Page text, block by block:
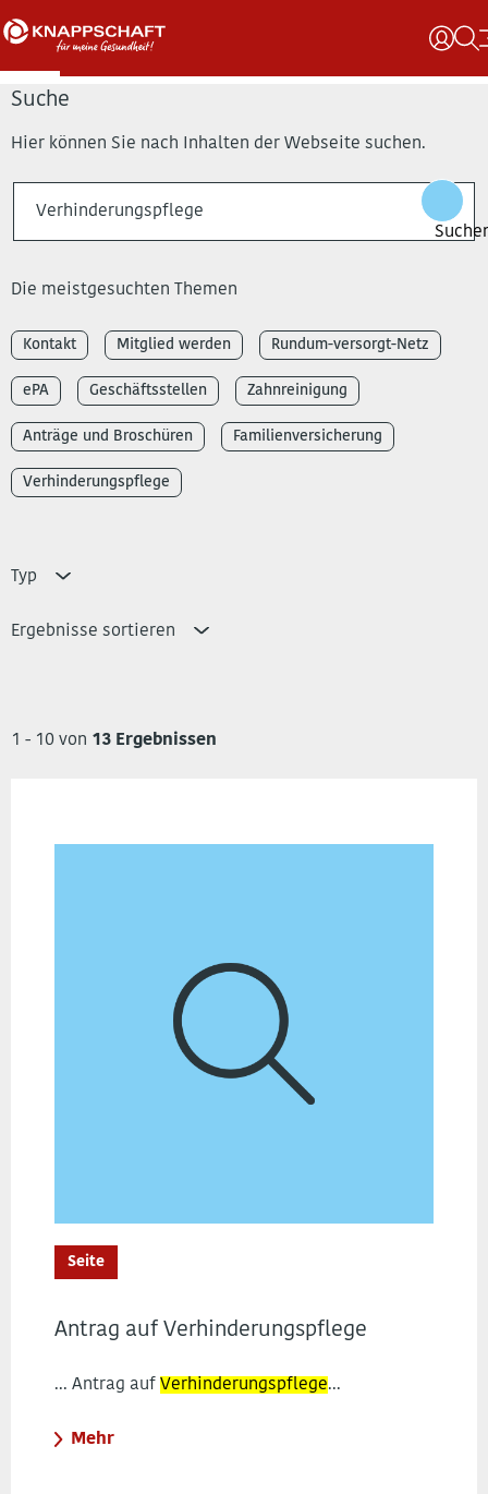
Suche
Hier können Sie nach Inhalten der Webseite suchen.
Die meistgesuchten Themen
Kontakt Mitglied werden Rundum-versorgt-Netz
ePA Geschäftsstellen Zahnreinigung
Anträge und Broschüren Familienversicherung
Verhinderungspflege
Typ
Ergebnisse sortieren
1 - 10 von 13 Ergebnissen
Seite
Antrag auf Verhinderungspflege
... Antrag auf Verhinderungspflege...
Mehr